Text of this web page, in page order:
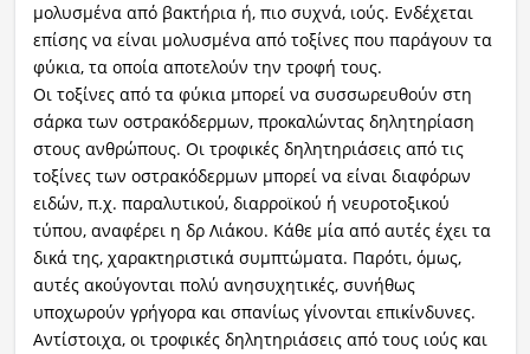
μολυσμένα από βακτήρια ή, πιο συχνά, ιούς. Ενδέχεται
επίσης να είναι μολυσμένα από τοξίνες που παράγουν τα
φύκια, τα οποία αποτελούν την τροφή τους.
Οι τοξίνες από τα φύκια μπορεί να συσσωρευθούν στη
σάρκα των οστρακόδερμων, προκαλώντας δηλητηρίαση
στους ανθρώπους. Οι τροφικές δηλητηριάσεις από τις
τοξίνες των οστρακόδερμων μπορεί να είναι διαφόρων
ειδών, π.χ. παραλυτικού, διαρροϊκού ή νευροτοξικού
τύπου, αναφέρει η δρ Λιάκου. Κάθε μία από αυτές έχει τα
δικά της, χαρακτηριστικά συμπτώματα. Παρότι, όμως,
αυτές ακούγονται πολύ ανησυχητικές, συνήθως
υποχωρούν γρήγορα και σπανίως γίνονται επικίνδυνες.
Αντίστοιχα, οι τροφικές δηλητηριάσεις από τους ιούς και